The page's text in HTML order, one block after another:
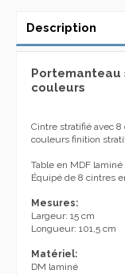
Description
Portemanteau
couleurs
Cintre stratifié avec 8
couleurs finition
Table en MDF
Équipé de 8 cintres
Mesures:
Largeur: 15 cm
Longueur: 101,5 cm
Matériel:
DM laminé